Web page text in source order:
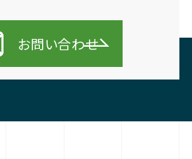
お問い合わせ